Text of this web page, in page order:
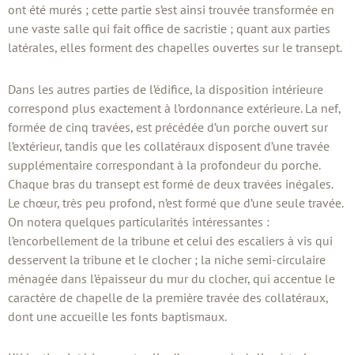
ont été murés ; cette partie s’est ainsi trouvée transformée en
une vaste salle qui fait office de sacristie ; quant aux parties
latérales, elles forment des chapelles ouvertes sur le transept.
Dans les autres parties de l’édifice, la disposition intérieure
correspond plus exactement à l’ordonnance extérieure. La nef,
formée de cinq travées, est précédée d’un porche ouvert sur
l’extérieur, tandis que les collatéraux disposent d’une travée
supplémentaire correspondant à la profondeur du porche.
Chaque bras du transept est formé de deux travées inégales.
Le chœur, très peu profond, n’est formé que d’une seule travée.
On notera quelques particularités intéressantes :
l’encorbellement de la tribune et celui des escaliers à vis qui
desservent la tribune et le clocher ; la niche semi-circulaire
ménagée dans l’épaisseur du mur du clocher, qui accentue le
caractère de chapelle de la première travée des collatéraux,
dont une accueille les fonts baptismaux.